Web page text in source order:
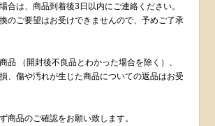
合は、商品到着後3日以内にご連絡ください。
のご要望はお受けできませんので、予めご了承
品 （開封後不良品とわかった場合を除く）、
、傷や汚れが生じた商品についての返品はお受
商品のご確認をお願い致します。